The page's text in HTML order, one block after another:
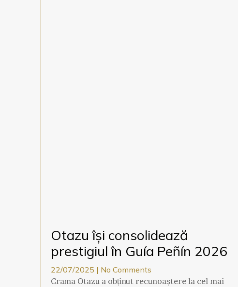
Otazu își consolidează
prestigiul în Guía Peñín 2026
22/07/2025
No Comments
Crama Otazu a obținut recunoaștere la cel mai